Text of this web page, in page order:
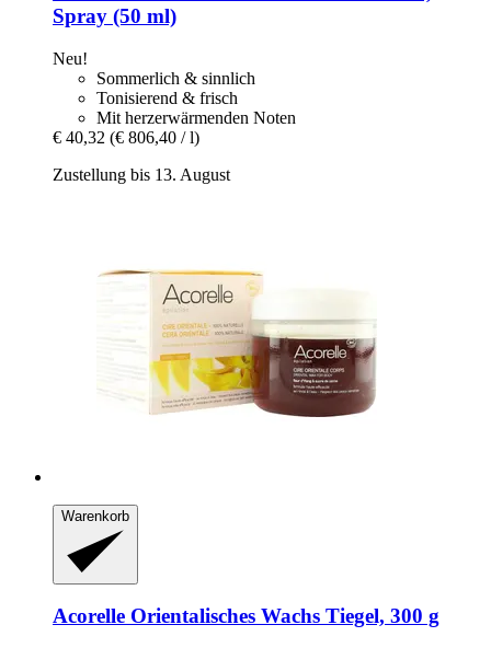
Spray (50 ml)
Neu!
Sommerlich & sinnlich
Tonisierend & frisch
Mit herzerwärmenden Noten
€ 40,32 (€ 806,40 / l)
Zustellung bis 13. August
Warenkorb
Acorelle Orientalisches Wachs Tiegel, 300 g